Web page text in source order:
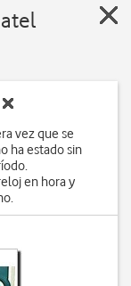
vez que se
ha estado sin
en hora y